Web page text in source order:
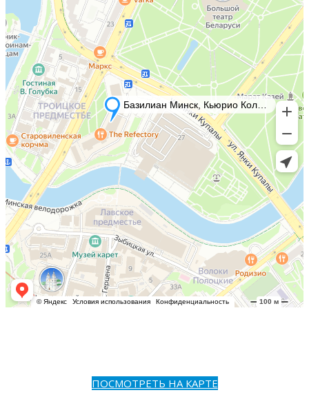
ПОСМОТРЕТЬ НА КАРТЕ